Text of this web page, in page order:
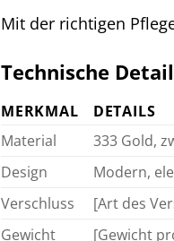
Mit der richtigen
Technische
MERKMAL
DETAILS
Material
333 Gold,
Design
Modern,
Verschluss
[Art des
Gewicht
[Gewicht